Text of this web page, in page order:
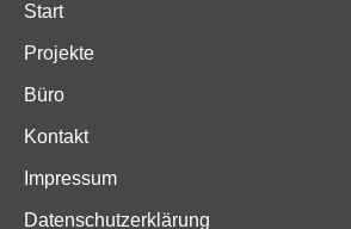
Start
Projekte
Büro
Kontakt
Impressum
Datenschutzerklärung